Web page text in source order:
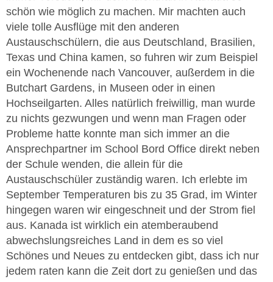
schön wie möglich zu machen. Mir machten auch
viele tolle Ausflüge mit den anderen
Austauschschülern, die aus Deutschland, Brasilien,
Texas und China kamen, so fuhren wir zum Beispiel
ein Wochenende nach Vancouver, außerdem in die
Butchart Gardens, in Museen oder in einen
Hochseilgarten. Alles natürlich freiwillig, man wurde
zu nichts gezwungen und wenn man Fragen oder
Probleme hatte konnte man sich immer an die
Ansprechpartner im School Bord Office direkt neben
der Schule wenden, die allein für die
Austauschschüler zuständig waren. Ich erlebte im
September Temperaturen bis zu 35 Grad, im Winter
hingegen waren wir eingeschneit und der Strom fiel
aus. Kanada ist wirklich ein atemberaubend
abwechslungsreiches Land in dem es so viel
Schönes und Neues zu entdecken gibt, dass ich nur
jedem raten kann die Zeit dort zu genießen und das